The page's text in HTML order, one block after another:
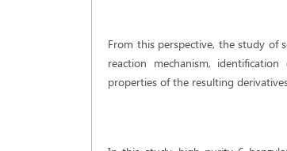
From this perspective, the study of
reaction mechanism,
properties of the resulting